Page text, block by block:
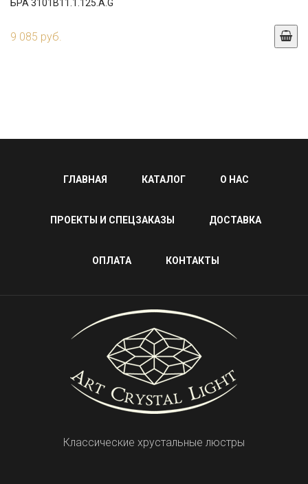
БРА 3101B11.1.125.A.G
9 085 руб.
ГЛАВНАЯ КАТАЛОГ О НАС
ПРОЕКТЫ И СПЕЦЗАКАЗЫ ДОСТАВКА
ОПЛАТА КОНТАКТЫ
Классические хрустальные люстры